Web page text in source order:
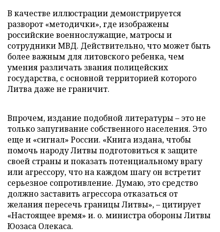
В качестве иллюстрации демонстрируется
разворот «методички», где изображены
российские военнослужащие, матросы и
сотрудники МВД. Действительно, что может быть
более важным для литовского ребенка, чем
умения различать звания полицейских
государства, с основной территорией которого
Литва даже не граничит.
Впрочем, издание подобной литературы – это не
только запугивание собственного населения. Это
еще и «сигнал» России. «Книга издана, чтобы
помочь народу Литвы подготовиться к защите
своей страны и показать потенциальному врагу
или агрессору, что на каждом шагу он встретит
серьезное сопротивление. Думаю, это средство
должно заставить агрессора отказаться от
желания пересечь границы Литвы», – цитирует
«Настоящее время» и. о. министра обороны Литвы
Юозаса Олекаса.